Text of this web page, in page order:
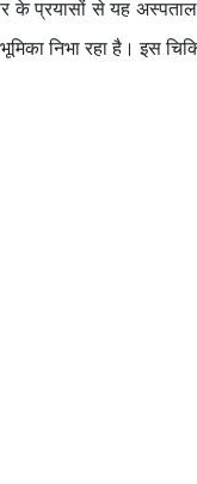
प्रयासों से यह अस्पताल
निभा रहा है। इस